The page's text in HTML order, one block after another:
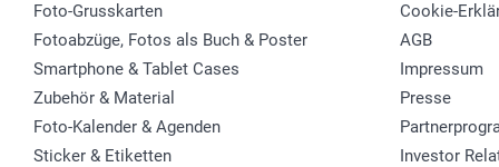
Foto-Grusskarten
Fotoabzüge, Fotos als Buch & Poster
Smartphone & Tablet Cases
Zubehör & Material
Foto-Kalender & Agenden
Sticker & Etiketten
Cookie-
AGB
Impressum
Presse
Investor